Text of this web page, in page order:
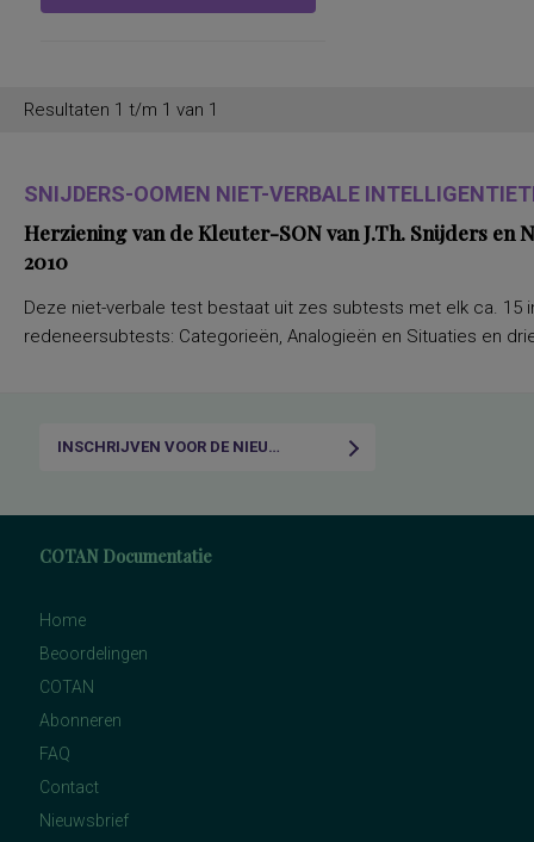
Resultaten 1 t/m 1 van 1
SNIJDERS-OOMEN NIET-VERBALE
Herziening van de Kleuter-SON van J.Th. Snijders en
2010
Deze niet-verbale test bestaat uit zes subtests met elk ca. 15
redeneersubtests: Categorieën, Analogieën en Situaties en
INSCHRIJVEN VOOR DE NIEUWSBRIEF
COTAN Documentatie
Home
Beoordelingen
COTAN
Abonneren
FAQ
Contact
Nieuwsbrief